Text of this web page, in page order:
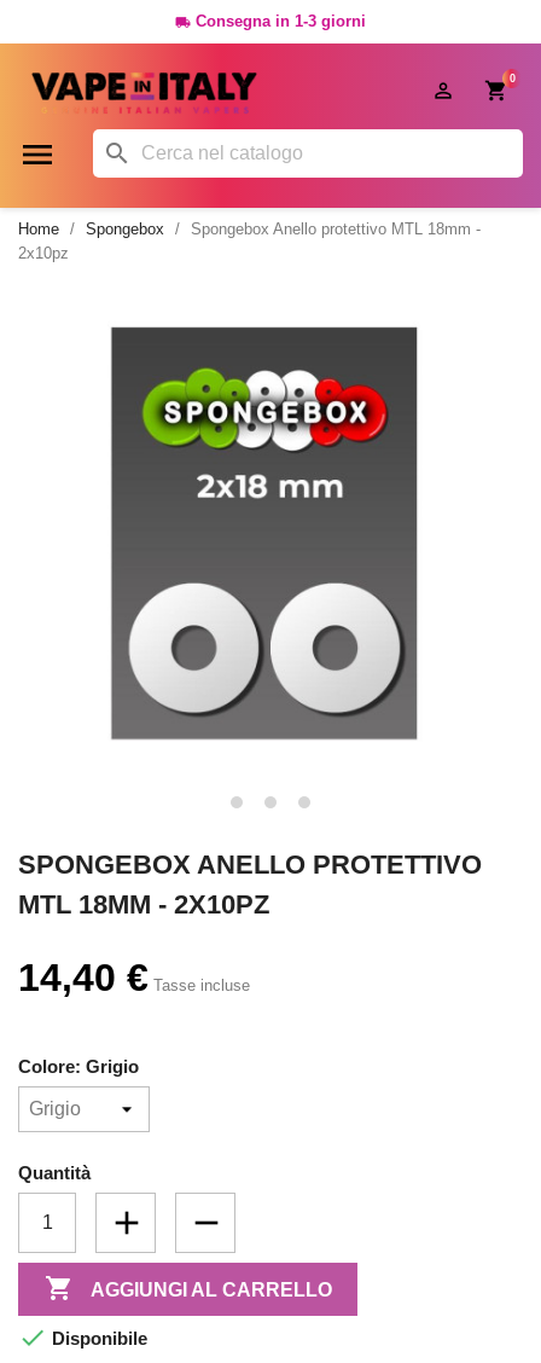
 Consegna in 1-3 giorni
0

 
Home Spongebox
Spongebox Anello protettivo MTL 18mm -
2x10pz
SPONGEBOX ANELLO PROTETTIVO
MTL 18MM - 2X10PZ
14,40 € Tasse incluse
Colore: Grigio
Quantità
 AGGIUNGI AL CARRELLO
 Disponibile